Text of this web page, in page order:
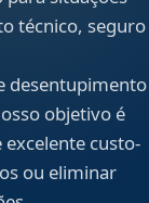
técnico, seguro
desentupimento
objetivo é
custo-
ou eliminar